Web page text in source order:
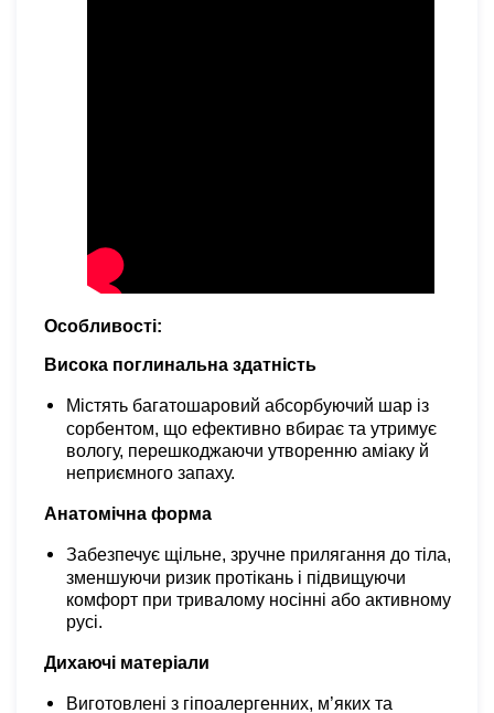
Особливості:
Висока поглинальна здатність
Містять багатошаровий абсорбуючий шар із
сорбентом, що ефективно вбирає та утримує
вологу, перешкоджаючи утворенню аміаку й
неприємного запаху.
Анатомічна форма
Забезпечує щільне, зручне прилягання до тіла,
зменшуючи ризик протікань і підвищуючи
комфорт при тривалому носінні або активному
русі.
Дихаючі матеріали
Виготовлені з гіпоалергенних, м’яких та